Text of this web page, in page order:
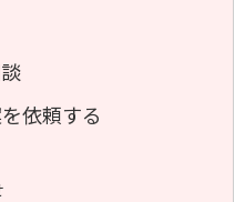
依頼する